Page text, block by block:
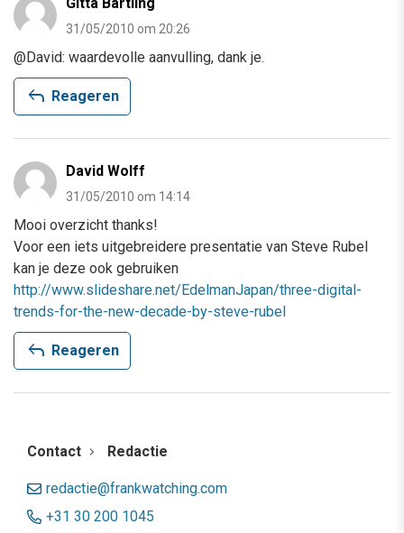
31/05/2010 om 20:26
@David: waardevolle aanvulling, dank je.
reply Reageren
David Wolff
31/05/2010 om 14:14
Mooi overzicht thanks!
Voor een iets uitgebreidere presentatie van Steve Rubel
kan je deze ook gebruiken
http://www.slideshare.net/EdelmanJapan/three-digital-
trends-for-the-new-decade-by-steve-rubel
reply Reageren
Contact Redactie
redactie@frankwatching.com
+31 30 200 1045